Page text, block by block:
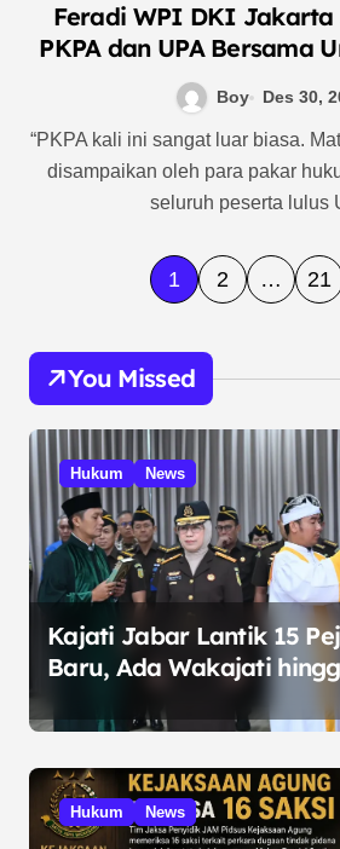
Feradi WPI DKI Jakarta
PKPA dan UPA Bersama
Boy Des 30,
“PKPA kali ini sangat luar biasa. Materinya berbobot dan
disampaikan oleh para pakar
seluruh peserta lulus
P
a
g
i
n
a
s
i
p
o
s
1 2 … 21
You Missed
Hukum News
Kajati Jabar Lantik 15
Baru, Ada Wakajati
Hukum News